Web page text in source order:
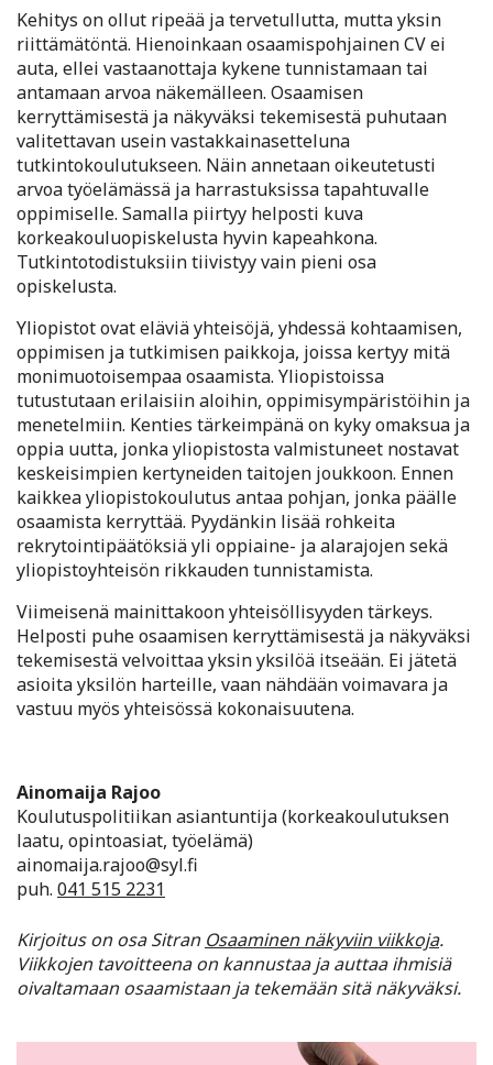
Kehitys on ollut ripeää ja tervetullutta, mutta yksin
riittämätöntä. Hienoinkaan osaamispohjainen CV ei
auta, ellei vastaanottaja kykene tunnistamaan tai
antamaan arvoa näkemälleen. Osaamisen
kerryttämisestä ja näkyväksi tekemisestä puhutaan
valitettavan usein vastakkainasetteluna
tutkintokoulutukseen. Näin annetaan oikeutetusti
arvoa työelämässä ja harrastuksissa tapahtuvalle
oppimiselle. Samalla piirtyy helposti kuva
korkeakouluopiskelusta hyvin kapeahkona.
Tutkintotodistuksiin tiivistyy vain pieni osa
opiskelusta.
Yliopistot ovat eläviä yhteisöjä, yhdessä kohtaamisen,
oppimisen ja tutkimisen paikkoja, joissa kertyy mitä
monimuotoisempaa osaamista. Yliopistoissa
tutustutaan erilaisiin aloihin, oppimisympäristöihin ja
menetelmiin. Kenties tärkeimpänä on kyky omaksua ja
oppia uutta, jonka yliopistosta valmistuneet nostavat
keskeisimpien kertyneiden taitojen joukkoon. Ennen
kaikkea yliopistokoulutus antaa pohjan, jonka päälle
osaamista kerryttää. Pyydänkin lisää rohkeita
rekrytointipäätöksiä yli oppiaine- ja alarajojen sekä
yliopistoyhteisön rikkauden tunnistamista.
Viimeisenä mainittakoon yhteisöllisyyden tärkeys.
Helposti puhe osaamisen kerryttämisestä ja näkyväksi
tekemisestä velvoittaa yksin yksilöä itseään. Ei jätetä
asioita yksilön harteille, vaan nähdään voimavara ja
vastuu myös yhteisössä kokonaisuutena.
Ainomaija Rajoo
Koulutuspolitiikan asiantuntija (korkeakoulutuksen
laatu, opintoasiat, työelämä)
ainomaija.rajoo@syl.fi
puh. 041 515 2231
Kirjoitus on osa Sitran Osaaminen näkyviin viikkoja.
Viikkojen tavoitteena on kannustaa ja auttaa ihmisiä
oivaltamaan osaamistaan ja tekemään sitä näkyväksi.